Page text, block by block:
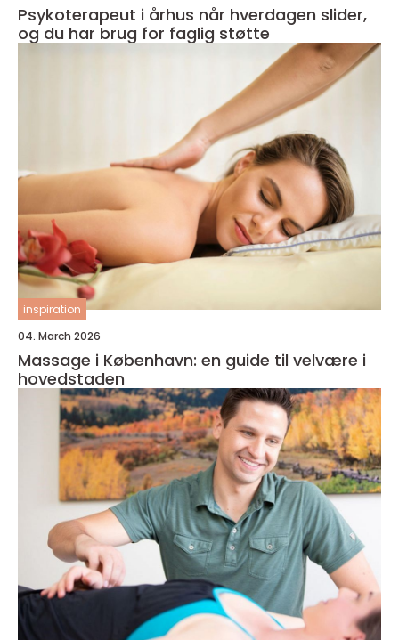
Psykoterapeut i århus når hverdagen slider,
og du har brug for faglig støtte
inspiration
04. March 2026
Massage i København: en guide til velvære i
hovedstaden